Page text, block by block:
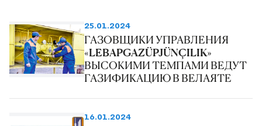
25.01.2024
ГАЗОВЩИКИ УПРАВЛЕНИЯ
«LEBAPGAZÜPJÜNÇILIK»
ВЫСОКИМИ ТЕМПАМИ ВЕДУТ
ГАЗИФИКАЦИЮ В ВЕЛАЯТЕ
16.01.2024